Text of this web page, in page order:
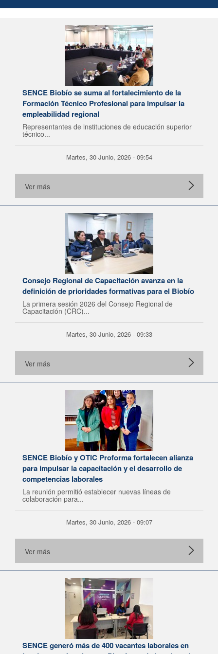
SENCE Biobío se suma al fortalecimiento de la
Formación Técnico Profesional para impulsar la
empleabilidad regional
Representantes de instituciones de educación superior
técnico...
Martes, 30 Junio, 2026 - 09:54
Ver más
Consejo Regional de Capacitación avanza en la
definición de prioridades formativas para el Biobío
La primera sesión 2026 del Consejo Regional de
Capacitación (CRC)...
Martes, 30 Junio, 2026 - 09:33
Ver más
SENCE Biobío y OTIC Proforma fortalecen alianza
para impulsar la capacitación y el desarrollo de
competencias laborales
La reunión permitió establecer nuevas líneas de
colaboración para...
Martes, 30 Junio, 2026 - 09:07
Ver más
SENCE generó más de 400 vacantes laborales en